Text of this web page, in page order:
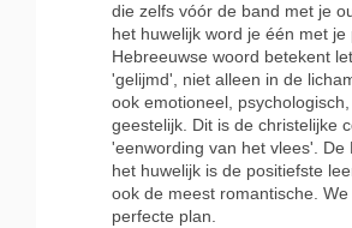
die zelfs vóór de band met je
het huwelijk word je één met
Hebreeuwse woord betekent
'gelijmd', niet alleen in de
ook emotioneel,
geestelijk. Dit is de christelijke
'eenwording van het vlees'. De
het huwelijk is de positiefste
ook de meest romantische.
perfecte plan.